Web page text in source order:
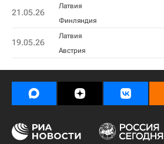
21.05.26
Латвия
Финляндия
19.05.26
Латвия
Австрия